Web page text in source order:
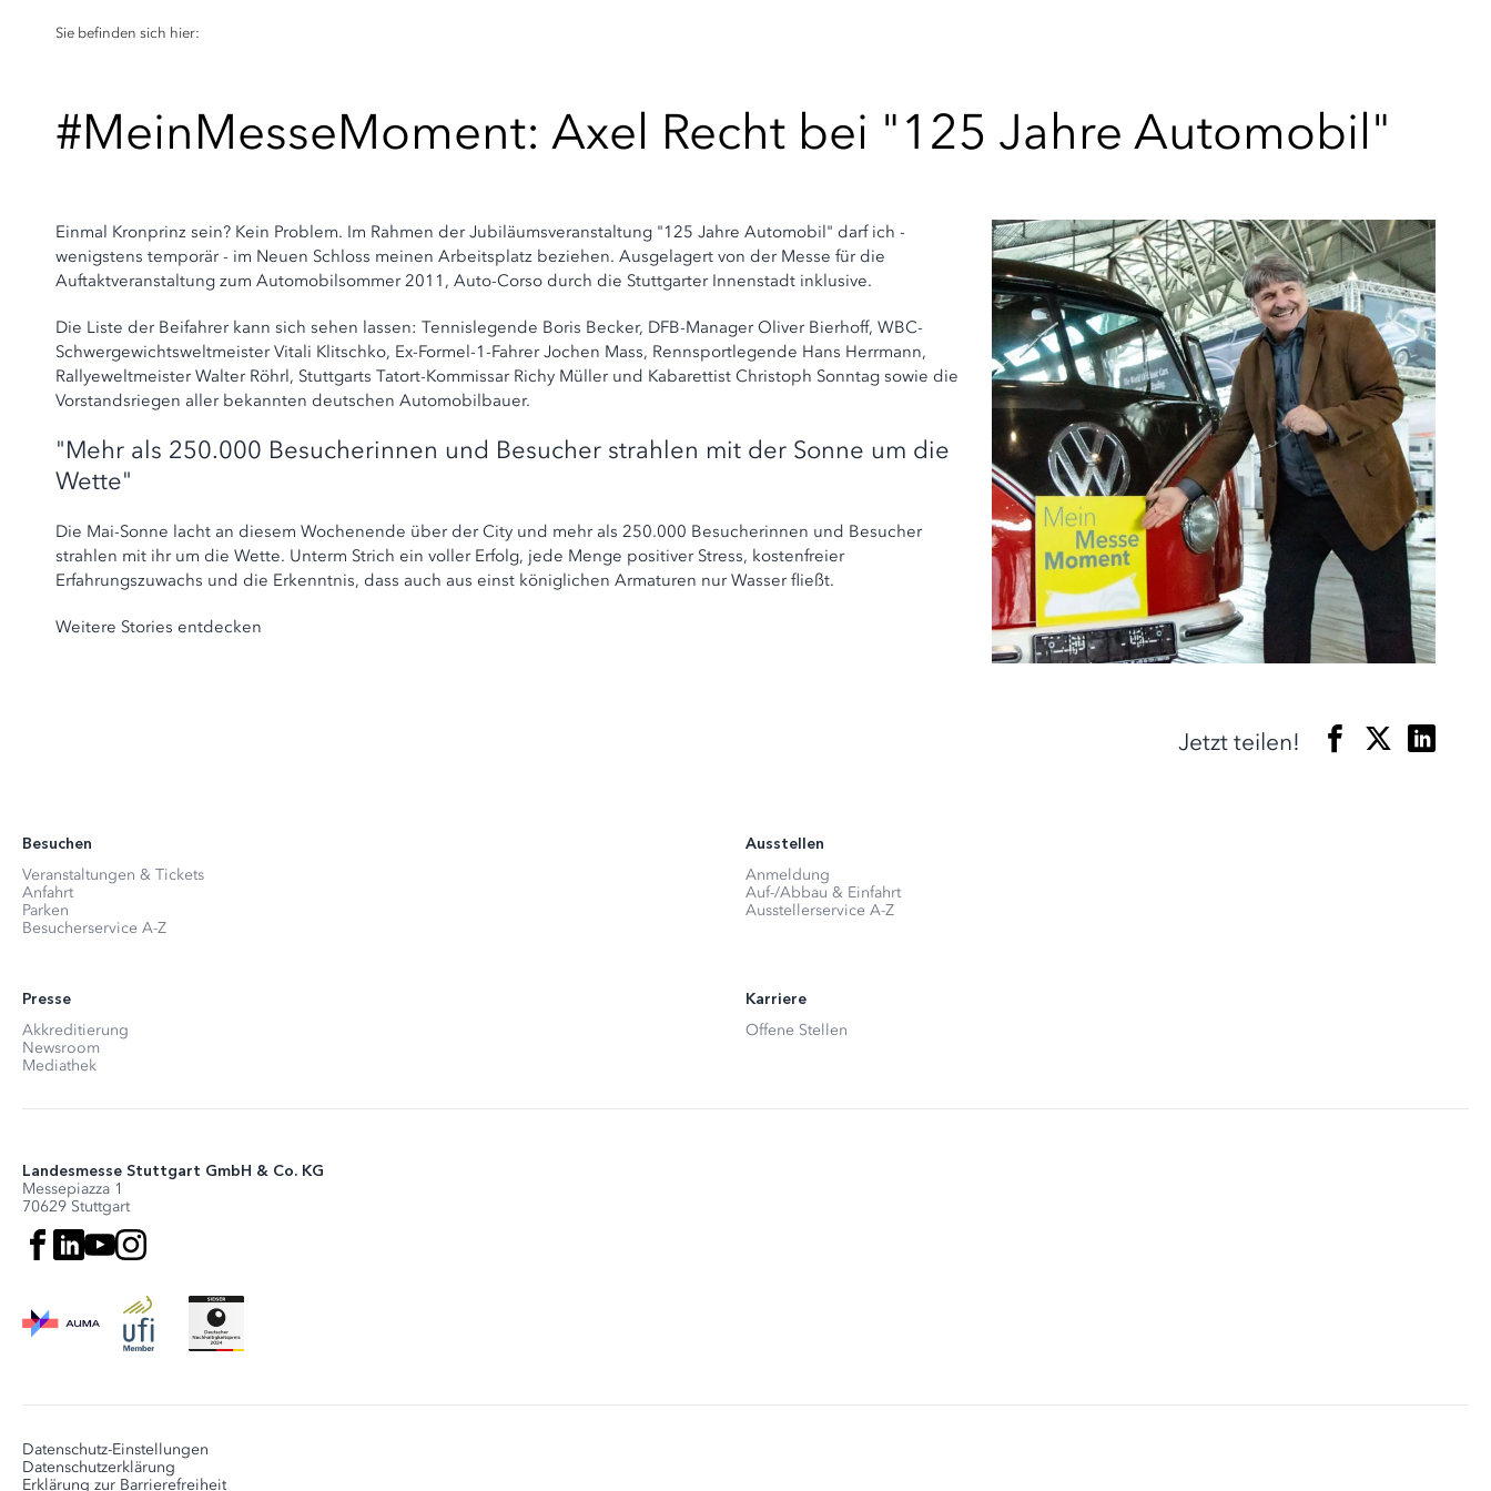
Sie befinden sich hier:
#MeinMesseMoment: Axel Recht bei "125 Jahre Automobil"
Einmal Kronprinz sein? Kein Problem. Im Rahmen der Jubiläumsveranstaltung "125 Jahre Automobil" darf ich -
wenigstens temporär - im Neuen Schloss meinen Arbeitsplatz beziehen. Ausgelagert von der Messe für die
Auftaktveranstaltung zum Automobilsommer 2011, Auto-Corso durch die Stuttgarter Innenstadt inklusive.
Die Liste der Beifahrer kann sich sehen lassen: Tennislegende Boris Becker, DFB-Manager Oliver Bierhoff, WBC-
Schwergewichtsweltmeister Vitali Klitschko, Ex-Formel-1-Fahrer Jochen Mass, Rennsportlegende Hans Herrmann,
Rallyeweltmeister Walter Röhrl, Stuttgarts Tatort-Kommissar Richy Müller und Kabarettist Christoph Sonntag sowie die
Vorstandsriegen aller bekannten deutschen Automobilbauer.
"Mehr als 250.000 Besucherinnen und Besucher strahlen mit der Sonne um die
Wette"
Die Mai-Sonne lacht an diesem Wochenende über der City und mehr als 250.000 Besucherinnen und Besucher
strahlen mit ihr um die Wette. Unterm Strich ein voller Erfolg, jede Menge positiver Stress, kostenfreier
Erfahrungszuwachs und die Erkenntnis, dass auch aus einst königlichen Armaturen nur Wasser fließt.
Weitere Stories entdecken
Jetzt teilen!
Besuchen
Veranstaltungen & Tickets
Anfahrt
Parken
Besucherservice A-Z
Ausstellen
Anmeldung
Auf-/Abbau & Einfahrt
Ausstellerservice A-Z
Presse
Akkreditierung
Newsroom
Mediathek
Karriere
Offene Stellen
Landesmesse Stuttgart GmbH & Co. KG
Messepiazza 1
70629 Stuttgart
Datenschutz-Einstellungen
Datenschutzerklärung
Erklärung zur Barrierefreiheit